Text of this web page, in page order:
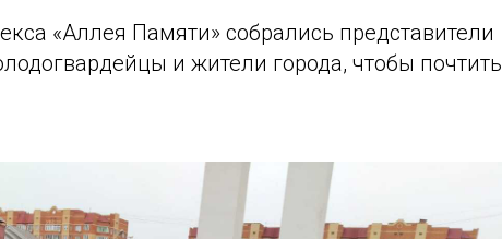
«Аллея Памяти» собрались представители
и жители города, чтобы почтить